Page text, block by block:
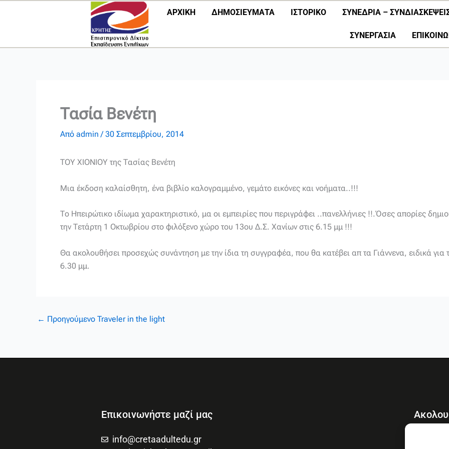
ΑΡΧΙΚΗ ΔΗΜΟΣΙΕΎΜΑΤΑ ΙΣΤΟΡΙΚΟ ΣΥΝΕΔΡΙΑ –
ΣΥΝΕΡΓΑΣΊΑ
Τασία Βενέτη
Από admin/30 Σεπτεμβρίου, 2014
ΤΟΥ ΧΙΟΝΙΟΥ της Τασίας Βενέτη
Μια έκδοση καλαίσθητη, ένα βιβλίο καλογραμμένο, γεμάτο εικόνες και νοήματα..!!!
Το Ηπειρώτικο ιδίωμα χαρακτηριστικό, μα οι εμπειρίες που περιγράφει ..πανελλήνιες !!.Όσες απορίες
την Τετάρτη 1 Οκτωβρίου στο φιλόξενο χώρο του 13ου Δ.Σ. Χανίων στις 6.15 μμ !!!
Θα ακολουθήσει προσεχώς συνάντηση με την ίδια τη συγγραφέα, που θα κατέβει απ τα Γιάννενα, ειδικά
6.30 μμ.
← Προηγούμενο Traveler in the light
Επικοινωνήστε μαζί μας
info@cretaadultedu.gr